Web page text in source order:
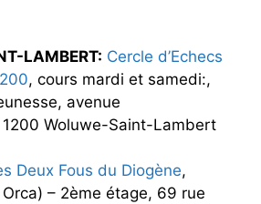
LAMBERT: Cercle d’Echecs
, cours mardi et samedi:,
avenue
Woluwe-Saint-Lambert
Deux Fous du Diogène,
– 2ème étage, 69 rue